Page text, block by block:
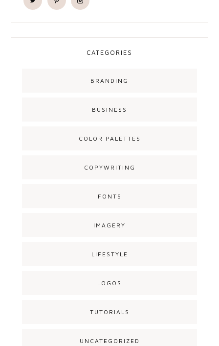
CATEGORIES
BRANDING
BUSINESS
COLOR PALETTES
COPYWRITING
FONTS
IMAGERY
LIFESTYLE
LOGOS
TUTORIALS
UNCATEGORIZED